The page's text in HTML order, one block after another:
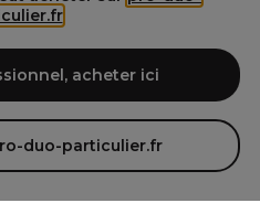
acheter ici
duo-particulier.fr
© Pro-Duo
nous vous proposons une
pour la coiffure et
marques qui font de Pro-
s’adresse également à tous ceux
et d'accessoires de coiffure et de